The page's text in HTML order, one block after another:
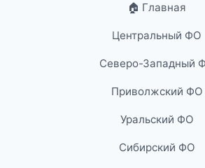
🏠 Главная
Центральный ФО
Северо-Западный
Приволжский ФО
Уральский ФО
Сибирский ФО